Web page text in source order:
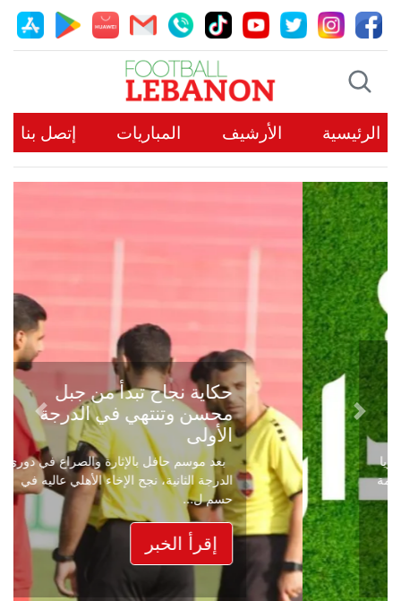
الرئيسية الأرشيف المباريات إتصل بنا
حكاية نجاح تبدأ من جبل
محسن وتنتهي في الدرجة
الأولى
بعد موسم حافل بالإثارة والصراع في دوري
الدرجة الثانية، نجح الإخاء الأهلي عاليه في
حسم ل...
إقرأ الخبر
Previous
Next